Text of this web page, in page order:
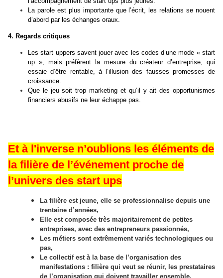
La parole est plus importante que l’écrit, les relations se nouent
d’abord par les échanges oraux.
4. Regards critiques
Les start uppers savent jouer avec les codes d’une mode « start
up », mais préfèrent la mesure du créateur d’entreprise, qui
essaie d’être rentable, à l’illusion des fausses promesses de
croissance.
Que le jeu soit trop marketing et qu’il y ait des opportunismes
financiers abusifs ne leur échappe pas.
Et à l'inverse n’oublions les éléments de
la filière de l’événement proche de
l’univers des start ups
La filière est jeune, elle se professionnalise depuis une
trentaine d’années,
Elle est composée très majoritairement de petites
entreprises, avec des entrepreneurs passionnés,
Les métiers sont extrêmement variés technologiques ou
pas,
Le collectif est à la base de l’organisation des
manifestations : filière qui veut se réunir, les prestataires
de l’organisation qui doivent travailler ensemble,